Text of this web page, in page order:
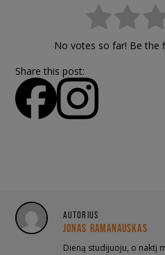
No votes so far! Be the
Share this post:
AUTORIUS
JONAS RAMANAUSKAS
Dieną studijuoju, o naktį